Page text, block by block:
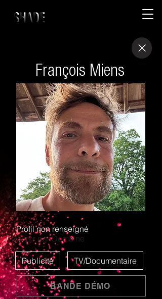
François Miens
Profil non renseigné
Filtrer par Domaine
Publicité TV/Documentaire
BANDE DÉMO